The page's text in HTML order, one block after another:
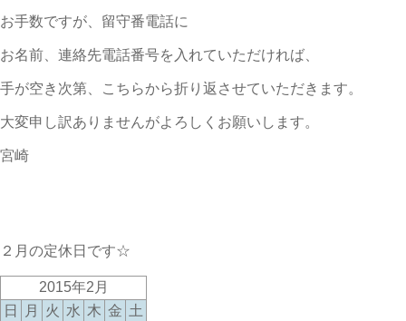
お手数ですが、留守番電話に
お名前、連絡先電話番号を入れていただければ、
手が空き次第、こちらから折り返させていただきます。
大変申し訳ありませんがよろしくお願いします。
宮崎
２月の定休日です☆
2015年2月
日
月 火 水 木 金 土